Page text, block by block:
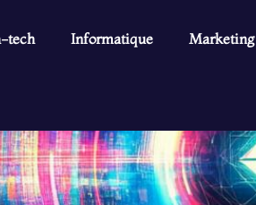
tech Informatique Marketing